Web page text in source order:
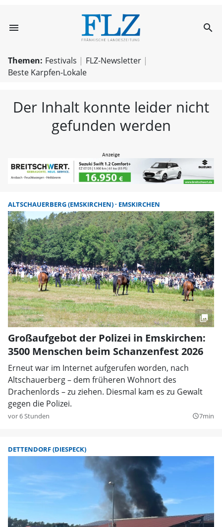
menu FLZ – search
Themen: Festivals
FLZ-Newsletter
Beste Karpfen-Lokale
Der Inhalt konnte leider nicht
gefunden werden
ALTSCHAUERBERG (EMSKIRCHEN) EMSKIRCHEN
Großaufgebot der Polizei in Emskirchen:
3500 Menschen beim Schanzenfest 2026
Erneut war im Internet aufgerufen worden, nach
Altschauerberg – dem früheren Wohnort des
Drachenlords – zu ziehen. Diesmal kam es zu Gewalt
gegen die Polizei.
vor 6 Stunden query_builder7min
DETTENDORF (DIESPECK)